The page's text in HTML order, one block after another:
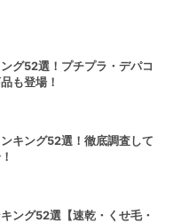
グ52選！プチプラ・デパコ
も登場！
キング52選！徹底調査して
ング52選【速乾・くせ毛・